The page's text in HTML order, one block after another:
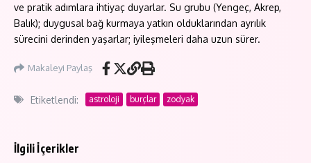
ve pratik adımlara ihtiyaç duyarlar. Su grubu (Yengeç, Akrep,
Balık); duygusal bağ kurmaya yatkın olduklarından ayrılık
sürecini derinden yaşarlar; iyileşmeleri daha uzun sürer.
Makaleyi Paylaş
Etiketlendi: astroloji burçlar zodyak
İlgili İçerikler